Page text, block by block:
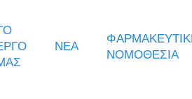
ΝΕΑ
ΝΟΜΟΘΕΣΙΑ